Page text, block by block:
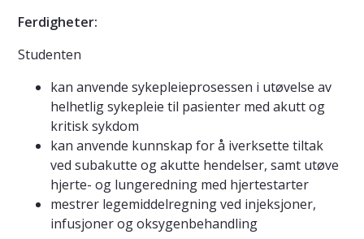
Ferdigheter:
Studenten
kan anvende sykepleieprosessen i utøvelse av
helhetlig sykepleie til pasienter med akutt og
kritisk sykdom
kan anvende kunnskap for å iverksette tiltak
ved subakutte og akutte hendelser, samt utøve
hjerte- og lungeredning med hjertestarter
mestrer legemiddelregning ved injeksjoner,
infusjoner og oksygenbehandling